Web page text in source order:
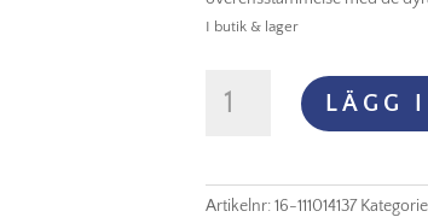
I butik & lager
LÄGG
Artikelnr:16-111014137